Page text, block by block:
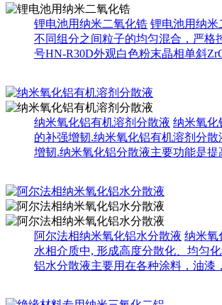
锂电池用纳米二氧化锆 锂电池用纳米
不同组分之间粒子的均匀混合，严格
号HN-R30D外观白色粉末晶相单斜
纳米氧化铝有机溶剂分散液 纳米氧化
的补强增韧.纳米氧化铝有机溶剂分
增韧.纳米氧化铝分散液主要功能是
阿尔法相纳米氧化铝水分散液 纳米氧
水相介质中, 形成高度分散化、均匀
铝水分散液主要用在各种涂料，油漆